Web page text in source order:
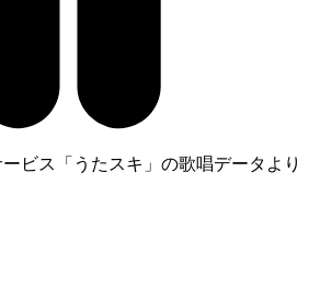
ビス「うたスキ」の歌唱データより